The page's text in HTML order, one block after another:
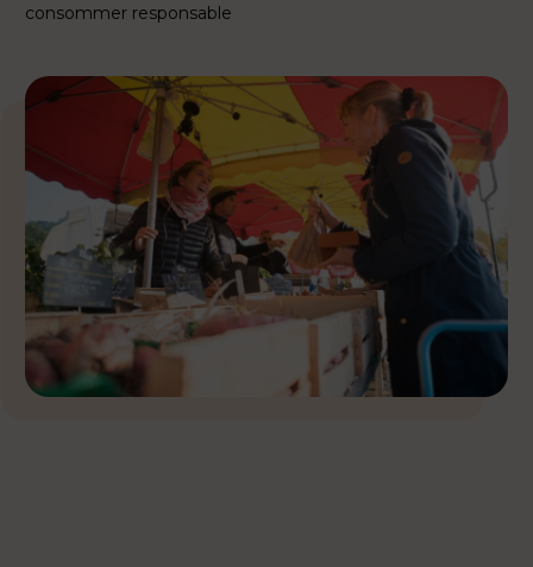
consommer responsable